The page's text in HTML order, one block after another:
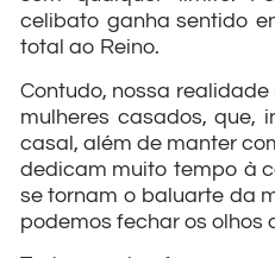
celibato ganha sentido
total ao Reino.
Contudo, nossa
mulheres casados, que,
casal, além de manter
dedicam muito tempo à
se tornam o baluarte da
podemos fechar os olhos